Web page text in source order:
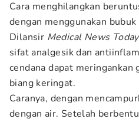
Cara menghilangkan
dengan menggunakan bubuk
Dilansir Medical News Today
sifat analgesik dan
cendana dapat
biang keringat.
Caranya, dengan
dengan air. Setelah